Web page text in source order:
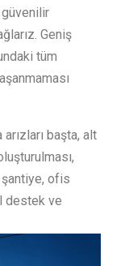
Geniş
tüm
başta, alt
şantiye, ofis
destek ve